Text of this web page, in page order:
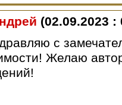
(02.09.2023 :
с
Желаю